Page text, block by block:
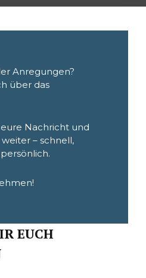
Anregungen?
über das
Nachricht und
– schnell,
EUCH